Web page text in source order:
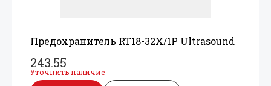
Предохранитель RT18-32X/1P Ultrasound
243.55
Уточнить наличие